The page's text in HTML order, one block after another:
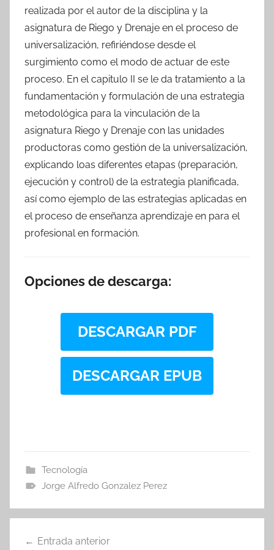
realizada por el autor de la disciplina y la
asignatura de Riego y Drenaje en el proceso de
universalización, refiriéndose desde el
surgimiento como el modo de actuar de este
proceso. En el capitulo II se le da tratamiento a la
fundamentación y formulación de una estrategia
metodológica para la vinculación de la
asignatura Riego y Drenaje con las unidades
productoras como gestión de la universalización,
explicando loas diferentes etapas (preparación,
ejecución y control) de la estrategia planificada,
así como ejemplo de las estrategias aplicadas en
el proceso de enseñanza aprendizaje en para el
profesional en formación.
Opciones de descarga:
DESCARGAR PDF
DESCARGAR EPUB
Tecnología
Jorge Alfredo Gonzalez Perez
Entrada anterior